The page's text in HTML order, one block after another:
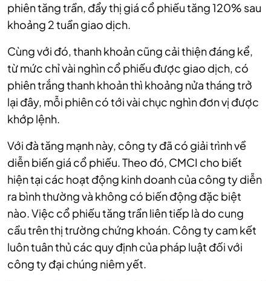
phiên tăng trần, đẩy thị giá cổ phiếu tăng 120% sau
khoảng 2 tuần giao dịch.
Cùng với đó, thanh khoản cũng cải thiện đáng kể,
từ mức chỉ vài nghìn cổ phiếu được giao dịch, có
phiên trắng thanh khoản thì khoảng nửa tháng trở
lại đây, mỗi phiêncó tới vài chục nghìn đơn vị được
khớp lệnh.
Với đà tăng mạnh này, công ty đã có giải trình về
diễn biến giá cổ phiếu. Theo đó, CMCI cho biết
hiện tại các hoạt động kinh doanh của công ty diễn
ra bình thường và không có biến động đặc biệt
nào. Việc cổ phiếu tăng trần liên tiếp là do cung
cầu trên thị trường chứng khoán. Công ty cam kết
luôn tuân thủ các quy định của pháp luật đối với
công ty đại chúng niêm yết.